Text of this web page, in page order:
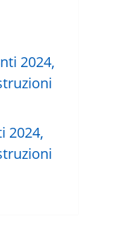
2024,